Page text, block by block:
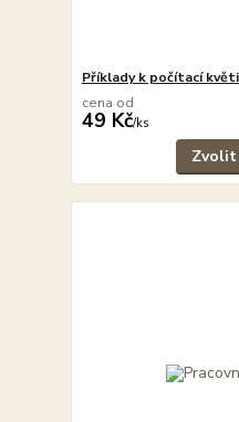
Příklady k počítací
cena od
49 Kč/ks